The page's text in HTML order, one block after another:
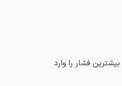
فشار را وارد